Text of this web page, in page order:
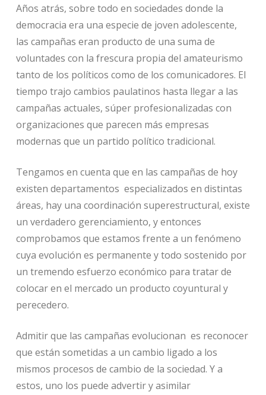
Años atrás, sobre todo en sociedades donde la
democracia era una especie de joven adolescente,
las campañas eran producto de una suma de
voluntades con la frescura propia del amateurismo
tanto de los políticos como de los comunicadores. El
tiempo trajo cambios paulatinos hasta llegar a las
campañas actuales, súper profesionalizadas con
organizaciones que parecen más empresas
modernas que un partido político tradicional.
Tengamos en cuenta que en las campañas de hoy
existen departamentos especializados en distintas
áreas, hay una coordinación superestructural, existe
un verdadero gerenciamiento, y entonces
comprobamos que estamos frente a un fenómeno
cuya evolución es permanente y todo sostenido por
un tremendo esfuerzo económico para tratar de
colocar en el mercado un producto coyuntural y
perecedero.
Admitir que las campañas evolucionan es reconocer
que están sometidas a un cambio ligado a los
mismos procesos de cambio de la sociedad. Y a
estos, uno los puede advertir y asimilar